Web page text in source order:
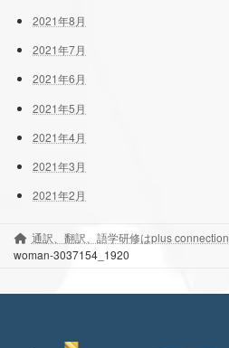
2021年8月
2021年7月
2021年6月
2021年5月
2021年4月
2021年3月
2021年2月
通訳、翻訳、語学研修はplus connection
woman-3037154_1920